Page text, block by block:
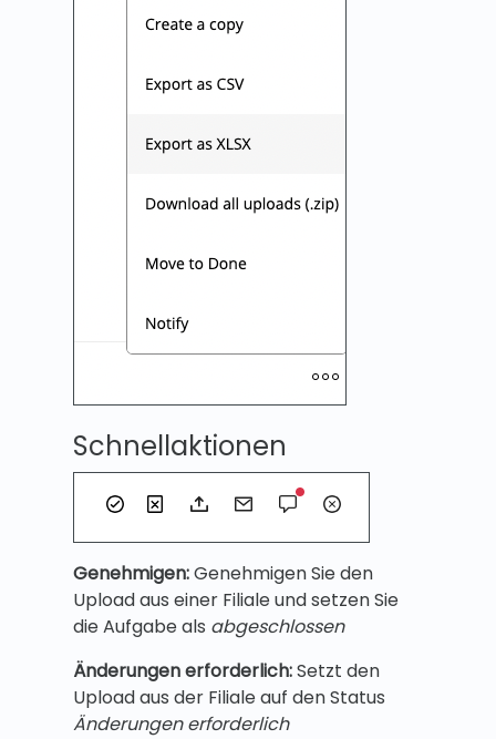
Schnellaktionen
Genehmigen:Genehmigen Sie den
Upload aus einer Filiale und setzen Sie
die Aufgabe als abgeschlossen
Änderungen erforderlich:Setzt den
Upload aus der Filiale auf den Status
Änderungen erforderlich